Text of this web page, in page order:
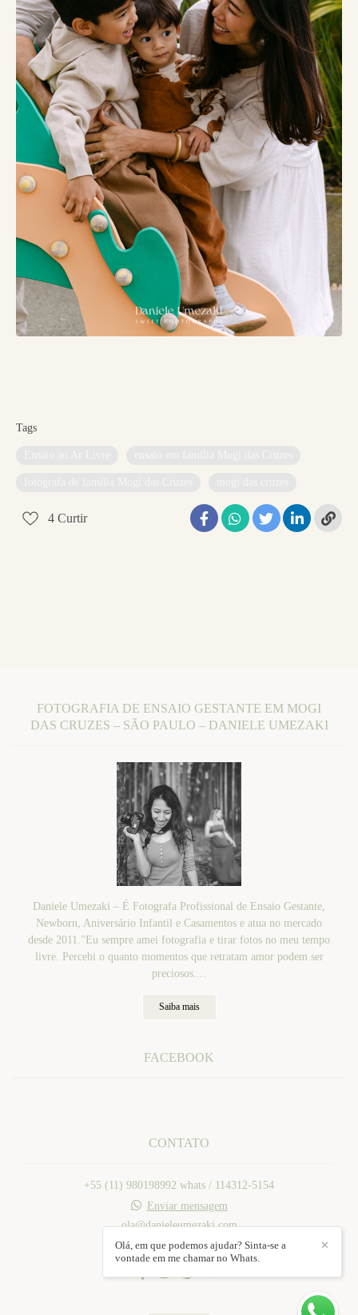
Tags
4 Curtir
FOTOGRAFIA DE ENSAIO GESTANTE EM MOGI
DAS CRUZES – SÃO PAULO – DANIELE UMEZAKI
Daniele Umezaki – É Fotografa Profissional de Ensaio Gestante,
Newborn, Aniversário Infantil e Casamentos e atua no mercado
desde 2011."Eu sempre amei fotografia e tirar fotos no meu tempo
livre. Percebi o quanto momentos que retratam amor podem ser
preciosos....
Saiba mais
FACEBOOK
CONTATO
+55 (11) 980198992 whats / 114312-5154
Enviar mensagem
ola@danieleumezaki.com
Mogi das Cruzes / SP
✕
Olá, em que podemos ajudar? Sinta-se a
vontade em me chamar no Whats.